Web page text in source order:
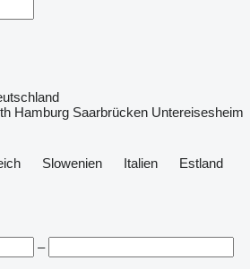
Hamburg Saarbrücken Untereisesheim
Slowenien Italien
Estland
–